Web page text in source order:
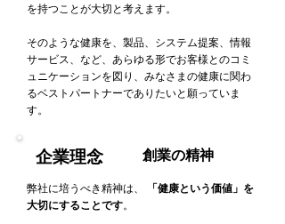
を持つことが大切と考えます。
そのような健康を、製品、システム提案、情報
サービス、など、あらゆる形でお客様とのコミ
ュニケーションを図り、みなさまの健康に関わ
るベストパートナーでありたいと願っていま
す。
企業理念 創業の精神
弊社に培うべき精神は、
「健康という価値」を
大切にすることです。